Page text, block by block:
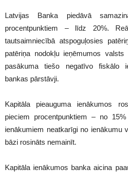
Latvijas Banka piedāvā
procentpunktiem – līdz 20%.
tautsaimniecībā atspoguļosies
patēriņa nodokļu ieņēmumos valsts
pasākuma tiešo negatīvo fiskālo
bankas pārstāvji.
Kapitāla pieauguma ienākumos
pieciem procentpunktiem – no
ienākumiem neatkarīgi no ienākumu
bāzi rosināts nemainīt.
Kapitāla ienākumos banka aicina